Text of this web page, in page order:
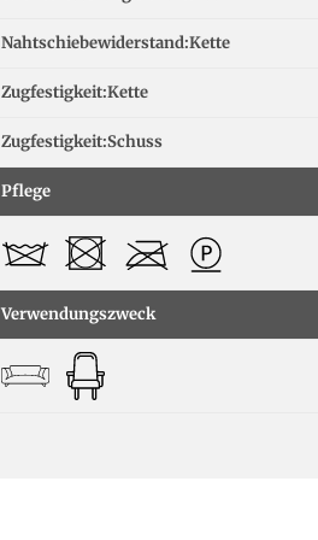
Nahtschiebewiderstand:Kette
Zugfestigkeit:Kette
Zugfestigkeit:Schuss
Pflege
Verwendungszweck